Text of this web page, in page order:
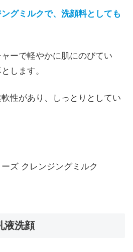
グミルクで、洗顔料としても
ーで軽やかに肌にのびてい
します。
性があり、しっとりとしてい
ズ クレンジングミルク
液洗顔